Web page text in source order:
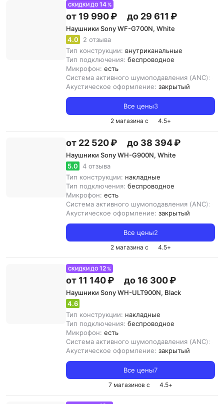
СКИДКИ ДО14 %
от 19 990 ₽ до 29 611 ₽
Наушники Sony WF-G700N, White
4.0
2 отзыва
Тип конструкции: внутриканальные
Тип подключения: беспроводное
Микрофон: есть
Система активного шумоподавления (ANC):
Акустическое оформление: закрытый
Все цены3
2 магазина с 4.5+
от 22 520 ₽ до 38 394 ₽
Наушники Sony WH-G900N, White
5.0
4 отзыва
Тип конструкции: накладные
Тип подключения: беспроводное
Микрофон: есть
Система активного шумоподавления (ANC):
Акустическое оформление: закрытый
Все цены2
2 магазина с 4.5+
СКИДКИ ДО12 %
от 11 140 ₽ до 16 300 ₽
Наушники Sony WH-ULT900N, Black
4.6
Тип конструкции: накладные
Тип подключения: беспроводное
Микрофон: есть
Система активного шумоподавления (ANC):
Акустическое оформление: закрытый
Все цены7
7 магазинов с 4.5+